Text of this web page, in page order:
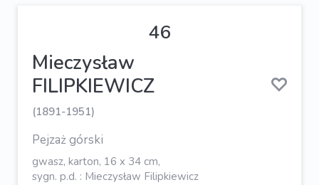
46
Mieczysław
FILIPKIEWICZ
(1891-1951)
Pejzaż górski
gwasz, karton, 16 x 34 cm,
sygn. p.d. : Mieczysław Filipkiewicz